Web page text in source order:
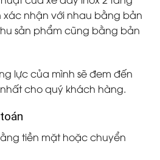
nhận với nhau bằng bản
sản phẩm cũng bằng bản
lực của mình sẽ đem đến
cho quý khách hàng.
tiền mặt hoặc chuyển